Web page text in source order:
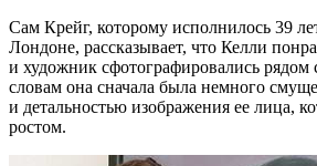
Сам Крейг, которому исполнилось 39
Лондоне, рассказывает, что Келли
и художник сфотографировались рядом
словам она сначала была немного
и детальностью изображения ее лица,
ростом.